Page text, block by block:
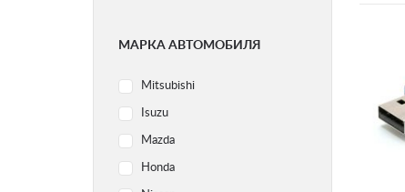
МАРКА АВТОМОБИЛЯ
Mitsubishi
Isuzu
Mazda
Honda